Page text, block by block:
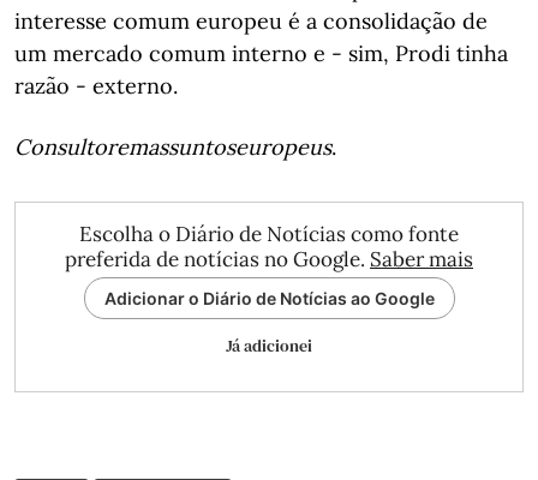
interesse comum europeu é a consolidação de
um mercado comum interno e - sim, Prodi tinha
razão - externo.
Consultoremassuntoseuropeus.
Escolha o Diário de Notícias como fonte
preferida de notícias no Google. Saber mais
Adicionar o Diário de Notícias ao Google
Já adicionei